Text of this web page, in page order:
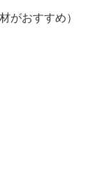
がおすすめ）